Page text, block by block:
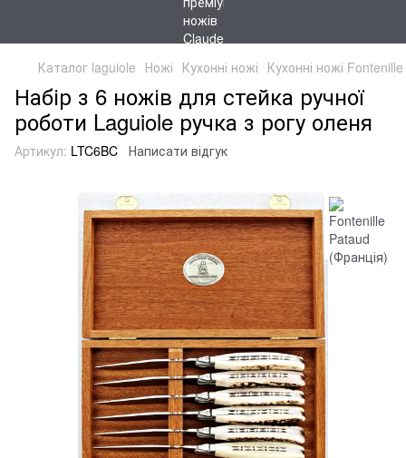
Каталог laguiole Ножі Кухонні ножі Кухонні ножі
Набір з 6 ножів для стейка ручної
роботи Laguiole ручка з рогу оленя
Артикул: LTC6BC Написати відгук